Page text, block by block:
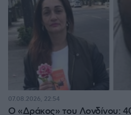
Ο «Δράκος» του Λονδίνου:
07.08.2026, 22:54